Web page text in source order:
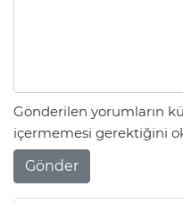
Gönderilen yorumların
içermemesi gerektiğini
Gönder